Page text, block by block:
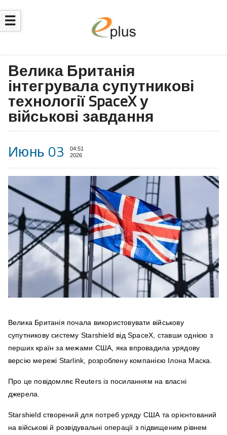
☰
Велика Британія
інтегрувала супутникові
технології SpaceX у
військові завдання
Июнь 03
04:51
2026
Велика Британія почала використовувати військову
супутникову систему Starshield від SpaceX, ставши однією з
перших країн за межами США, яка впровадила урядову
версію мережі Starlink, розроблену компанією Ілона Маска.
Про це повідомляє Reuters із посиланням на власні
джерела.
Starshield створений для потреб уряду США та орієнтований
на військові й розвідувальні операції з підвищеним рівнем